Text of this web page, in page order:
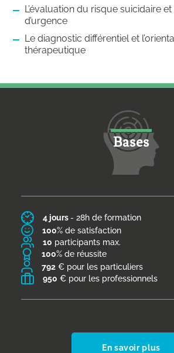
L’évaluation du risque suicidaire
d’urgence
Le diagnostic différentiel et
thérapeutique
Bases
4 jours - 28h de formation
100% de satisfaction
10 participants max.
100% de réussite
792€ pour les particuliers
950 € pour les professionnels
En savoir plus